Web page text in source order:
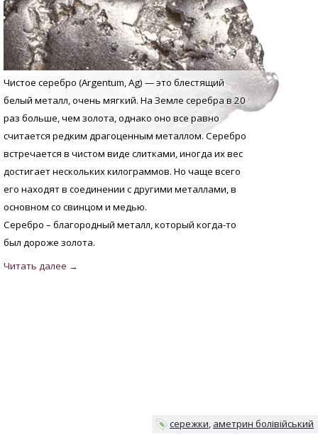
Чистое серебро (Argentum, Аg) — это блестящий
белый металл, очень мягкий. На Земле серебра в 20
раз больше, чем золота, однако оно все равно
считается редким драгоценным металлом. Серебро
встречается в чистом виде слитками, иногда их вес
достигает нескольких килограммов. Но чаще всего
его находят в соединении с другими металлами, в
основном со свинцом и медью.
Серебро – благородный металл, который когда-то
был дороже золота.
сережки аметрин болівійський